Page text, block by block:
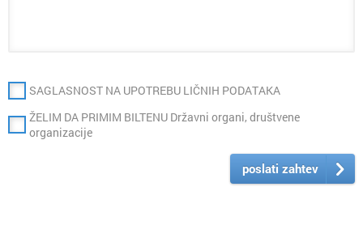
SAGLASNOST NA UPOTREBU LIČNIH PODATAKA
ŽELIM DA PRIMIM BILTENU Državni organi, društvene
organizacije
poslati zahtev